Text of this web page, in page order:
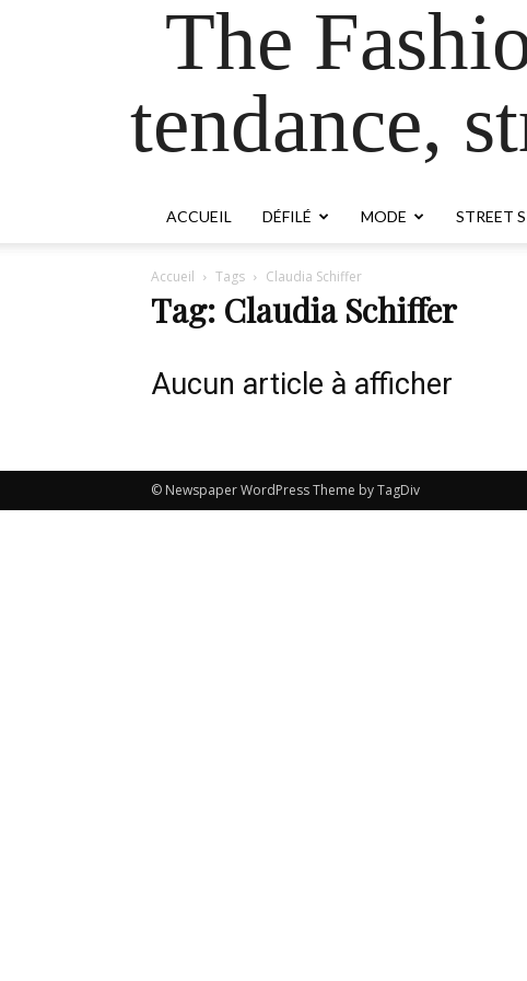
The
tendance,
ACCUEIL DÉFILÉ MODE STREET
Accueil Tags Claudia Schiffer
Tag: Claudia Schiffer
Aucun article à afficher
© Newspaper WordPress Theme by TagDiv